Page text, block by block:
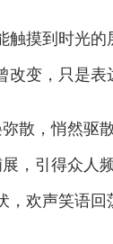
到时光的层
改变，只是
，悄然驱散
，引得众人
欢声笑语回